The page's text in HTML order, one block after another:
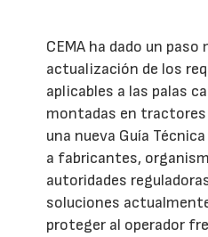
CEMA ha dado un
actualización de los
aplicables a las palas
montadas en tractores
una nueva Guía
a fabricantes,
autoridades
soluciones
proteger al operador